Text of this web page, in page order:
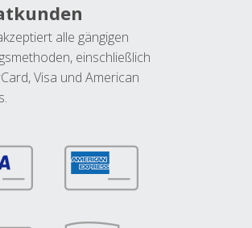
alle gängigen
einschließlich
Visa und American